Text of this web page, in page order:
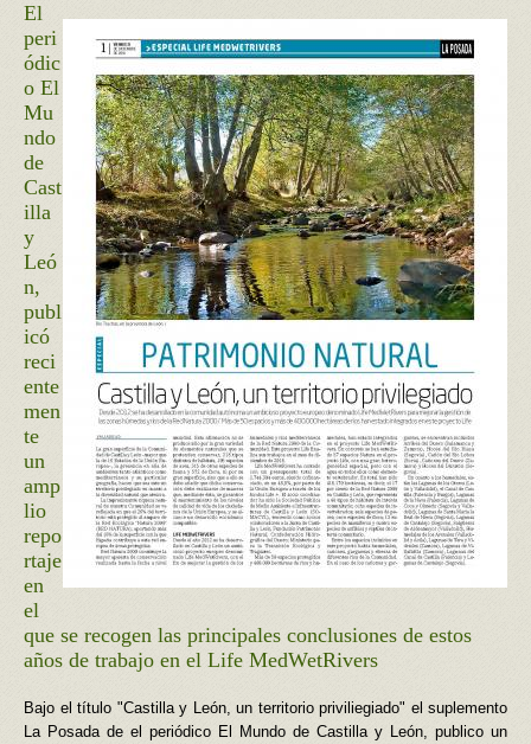
El
peri
ódic
o El
Mu
ndo
de
Cast
illa
y
Leó
n,
publ
icó
reci
ente
men
te
un
amp
lio
repo
rtaje
en
el
que se recogen las principales conclusiones de estos
años de trabajo en el Life MedWetRivers
Bajo el título "Castilla y León, un territorio priviliegiado" el suplemento
La Posada de el periódico El Mundo de Castilla y León, publico un